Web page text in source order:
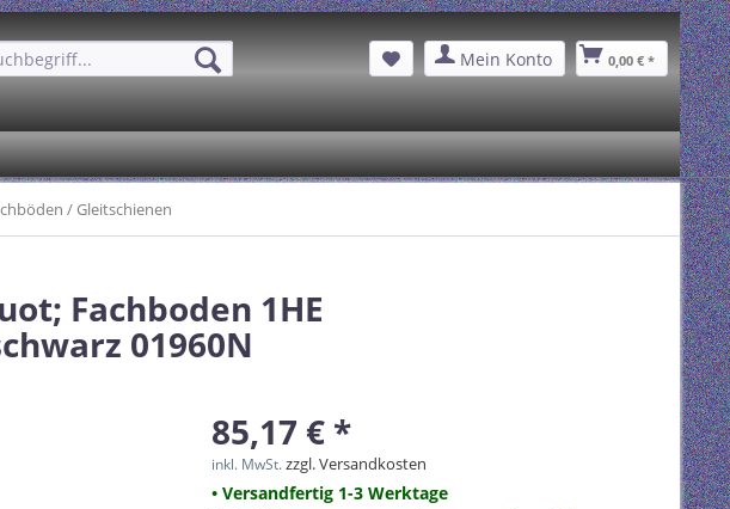
Mein Konto 0,00 € *
/ Gleitschienen
Fachboden 1HE
01960N
85,17 € *
inkl. MwSt.zzgl. Versandkosten
• Versandfertig 1-3 Werktage